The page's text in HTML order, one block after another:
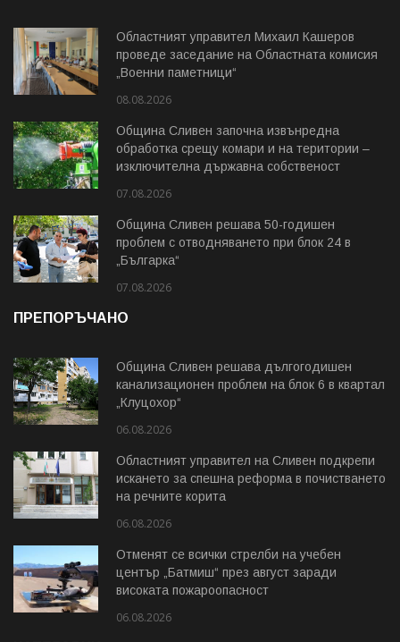
Областният управител Михаил Кашеров
проведе заседание на Областната комисия
„Военни паметници“
08.08.2026
Община Сливен започна извънредна
обработка срещу комари и на територии –
изключителна държавна собственост
07.08.2026
Община Сливен решава 50-годишен
проблем с отводняването при блок 24 в
„Българка“
07.08.2026
ПРЕПОРЪЧАНО
Община Сливен решава дългогодишен
канализационен проблем на блок 6 в квартал
„Клуцохор“
06.08.2026
Областният управител на Сливен подкрепи
искането за спешна реформа в почистването
на речните корита
06.08.2026
Отменят се всички стрелби на учебен
център „Батмиш“ през август заради
високата пожароопасност
06.08.2026